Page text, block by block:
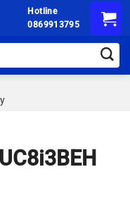
Hotline
0869913795